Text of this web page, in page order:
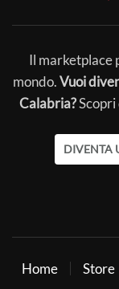
Il marketplace
mondo.Vuoi
Calabria?
DIVENTA
Home Store